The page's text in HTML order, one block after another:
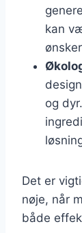
kan
og
Det er
nøje, når
både